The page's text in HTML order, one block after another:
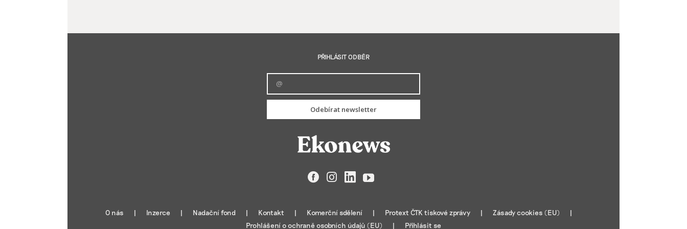
PŘIHLÁSIT ODBĚR
Odebírat newsletter
FacebookInstagramLinkedIn
YouTube
O nás Inzerce Nadační fond Kontakt Komerční sdělení Protext ČTK tiskové zprávy
Zásady cookies (EU)
Prohlášení o ochraně osobních údajů (EU)
Přihlásit se